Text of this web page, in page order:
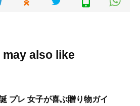
may also like
プレ 女子が喜ぶ贈り物ガイ